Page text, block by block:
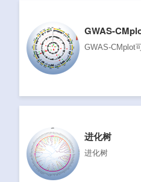
GWAS-
GWAS-CMplot
进化树
进化树